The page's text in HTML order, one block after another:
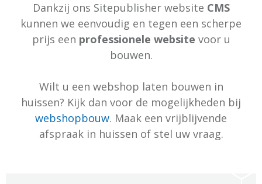
Dankzij ons Sitepublisher website CMS
kunnen we eenvoudig en tegen een scherpe
prijs een professionele website voor u
bouwen.
Wilt u een webshop laten bouwen in
huissen? Kijk dan voor de mogelijkheden bij
webshopbouw. Maak een vrijblijvende
afspraak in huissen of stel uw vraag.